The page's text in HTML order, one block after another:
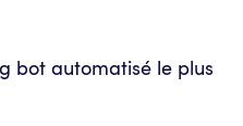
bot automatisé le plus